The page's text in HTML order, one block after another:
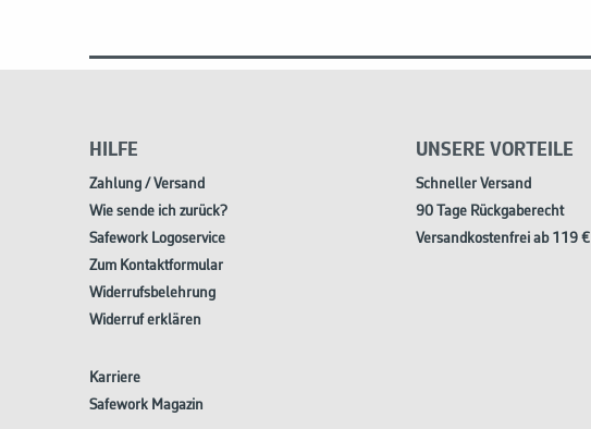
HILFE
Zahlung / Versand
Wie sende ich zurück?
Safework Logoservice
Zum Kontaktformular
Widerrufsbelehrung
Widerruf erklären
Karriere
Safework Magazin
UNSERE VORTEILE
Schneller Versand
90 Tage Rückgaberecht
Versandkostenfrei ab 119 €